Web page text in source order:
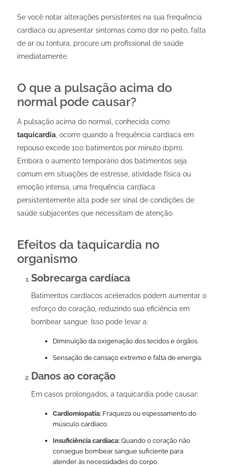
Se você notar alterações persistentes na sua frequência
cardíaca ou apresentar sintomas como dor no peito, falta
de ar ou tontura, procure um profissional de saúde
imediatamente.
O que a pulsação acima do
normal pode causar?
A pulsação acima do normal, conhecida como
taquicardia, ocorre quando a frequência cardíaca em
repouso excede 100 batimentos por minuto (bpm).
Embora o aumento temporário dos batimentos seja
comum em situações de estresse, atividade física ou
emoção intensa, uma frequência cardíaca
persistentemente alta pode ser sinal de condições de
saúde subjacentes que necessitam de atenção.
Efeitos da taquicardia no
organismo
Sobrecarga cardíaca
Batimentos cardíacos acelerados podem aumentar o
esforço do coração, reduzindo sua eficiência em
bombear sangue. Isso pode levar a:
Diminuição da oxigenação dos tecidos e órgãos.
Sensação de cansaço extremo e falta de energia.
Danos ao coração
Em casos prolongados, a taquicardia pode causar:
Cardiomiopatia:Fraqueza ou espessamento do
músculo cardíaco.
Insuficiência cardíaca:Quando o coração não
consegue bombear sangue suficiente para
atender às necessidades do corpo.